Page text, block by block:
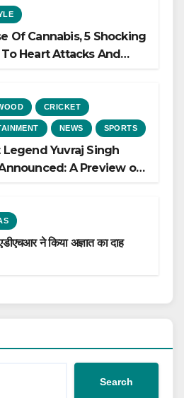
Of Cannabis, 5 Shocking
Heart Attacks And
CRICKET
NEWS SPORTS
Legend Yuvraj Singh
A Preview of
ने किया अज्ञात का दाह
Search